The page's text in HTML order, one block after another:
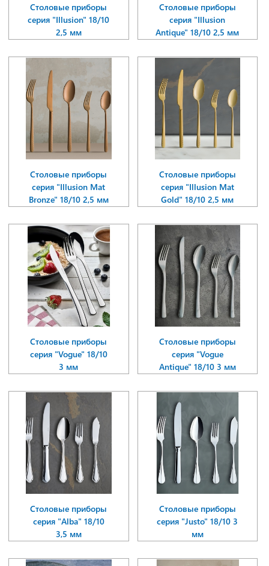
Столовые приборы
серия "Illusion" 18/10
2,5 мм
Столовые приборы
серия "Illusion
Antique" 18/10 2,5 мм
Столовые приборы
серия "Illusion Mat
Bronze" 18/10 2,5 мм
Столовые приборы
серия "Illusion Mat
Gold" 18/10 2,5 мм
Столовые приборы
серия "Vogue" 18/10
3 мм
Столовые приборы
серия "Vogue
Antique" 18/10 3 мм
Столовые приборы
серия "Alba" 18/10
3,5 мм
Столовые приборы
серия "Justo" 18/10 3
мм